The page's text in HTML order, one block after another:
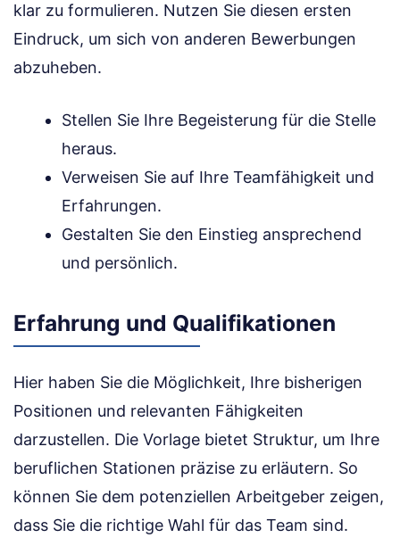
klar zu formulieren. Nutzen Sie diesen ersten
Eindruck, um sich von anderen Bewerbungen
abzuheben.
Stellen Sie Ihre Begeisterung für die Stelle
heraus.
Verweisen Sie auf Ihre Teamfähigkeit und
Erfahrungen.
Gestalten Sie den Einstieg ansprechend
und persönlich.
Erfahrung und Qualifikationen
Hier haben Sie die Möglichkeit, Ihre bisherigen
Positionen und relevanten Fähigkeiten
darzustellen. Die Vorlage bietet Struktur, um Ihre
beruflichen Stationen präzise zu erläutern. So
können Sie dem potenziellen Arbeitgeber zeigen,
dass Sie die richtige Wahl für das Team sind.